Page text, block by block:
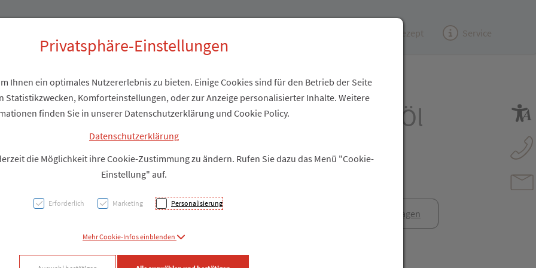
(e)Rezept Service
APOfit Ätherisches Öl
Rezept anfragen
Privatsphäre-Einstellungen
Ihnen ein optimales Nutzererlebnis zu bieten. Einige Cookies sind für den Betrieb der Seite
Statistikzwecken, Komforteinstellungen, oder zur Anzeige personalisierter Inhalte. Weitere
finden Sie in unserer Datenschutzerklärung und Cookie Policy.
Datenschutzerklärung
die Möglichkeit ihre Cookie-Zustimmung zu ändern. Rufen Sie dazu das Menü "Cookie-
Einstellung" auf.
Erforderlich Marketing Personalisierung
Mehr Cookie-Infos einblenden